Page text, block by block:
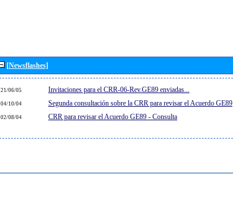
[Newsflashes]
21/06/05 Invitaciones para el CRR-06-Rev.GE89 enviadas...
04/10/04 Segunda consultación sobre la CRR para revisar el Acuerdo GE89
02/08/04 CRR para revisar el Acuerdo GE89 - Consulta